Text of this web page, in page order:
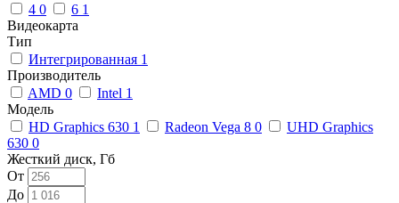
4 0 6 1
Видеокарта
Тип
Интегрированная 1
Производитель
AMD 0 Intel 1
Модель
HD Graphics 630 1 Radeon Vega 8 0
UHD Graphics
630 0
Жесткий диск, Гб
От
До